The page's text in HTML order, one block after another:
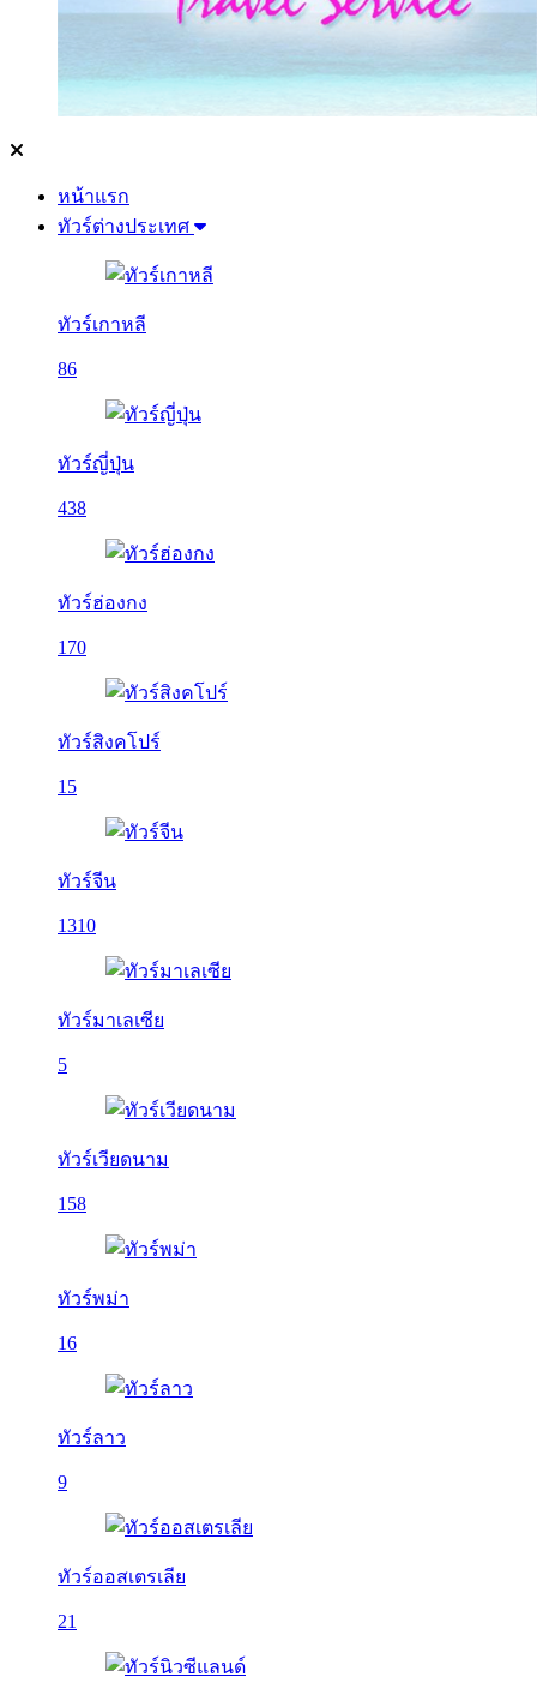
หน้าแรก
ทัวร์ต่างประเทศ
ทัวร์เกาหลี
86
ทัวร์ญี่ปุ่น
438
ทัวร์ฮ่องกง
170
ทัวร์สิงคโปร์
15
ทัวร์จีน
1310
ทัวร์มาเลเซีย
5
ทัวร์เวียดนาม
158
ทัวร์พม่า
16
ทัวร์ลาว
9
ทัวร์ออสเตรเลีย
21